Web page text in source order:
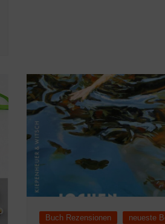
Buch Rezensionen
neueste